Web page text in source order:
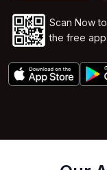
Scan Now
the free app